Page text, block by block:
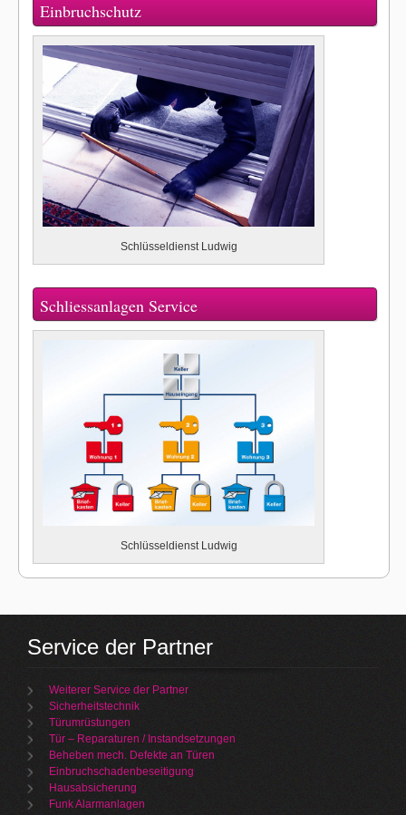
Einbruchschutz
Schlüsseldienst Ludwig
Schliessanlagen Service
Schlüsseldienst Ludwig
Service der Partner
Weiterer Service der Partner
Sicherheitstechnik
Türumrüstungen
Tür – Reparaturen / Instandsetzungen
Beheben mech. Defekte an Türen
Einbruchschadenbeseitigung
Hausabsicherung
Funk Alarmanlagen